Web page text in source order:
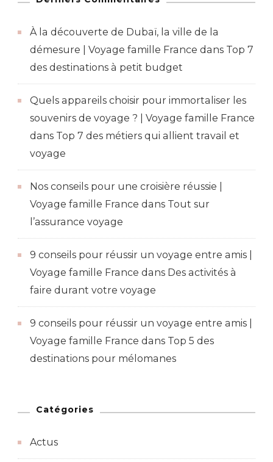
À la découverte de Dubaï, la ville de la
démesure | Voyage famille France dans Top 7
des destinations à petit budget
Quels appareils choisir pour immortaliser les
souvenirs de voyage ? | Voyage famille France
dans Top 7 des métiers qui allient travail et
voyage
Nos conseils pour une croisière réussie |
Voyage famille France dans Tout sur
l’assurance voyage
9 conseils pour réussir un voyage entre amis |
Voyage famille France dans Des activités à
faire durant votre voyage
9 conseils pour réussir un voyage entre amis |
Voyage famille France dans Top 5 des
destinations pour mélomanes
Catégories
Actus